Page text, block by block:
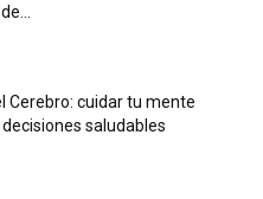
Cerebro: cuidar tu mente
saludables